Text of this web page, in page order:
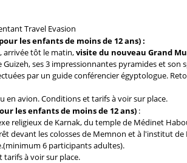
Travel Evasion
les enfants de moins de 12 ans):
arrivée tôt le matin,visite du nouveau Grand
ses 3 impressionnantes pyramides et
par un guide conférencier égyptologue.
en avion. Conditions et tarifs à voir sur place.
les enfants de moins de 12 ans) :
religieux de Karnak, du temple de Médinet
devant les colosses de Memnon et à l'institut
6 participants adultes).
tarifs à voir sur place.